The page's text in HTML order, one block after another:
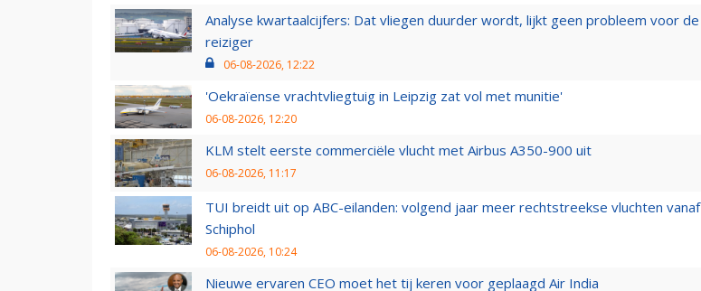
Analyse kwartaalcijfers: Dat vliegen duurder wordt, lijkt geen probleem voor de
reiziger
06-08-2026, 12:22
'Oekraïense vrachtvliegtuig in Leipzig zat vol met munitie'
06-08-2026, 12:20
KLM stelt eerste commerciële vlucht met Airbus A350-900 uit
06-08-2026, 11:17
TUI breidt uit op ABC-eilanden: volgend jaar meer rechtstreekse vluchten vanaf
Schiphol
06-08-2026, 10:24
Nieuwe ervaren CEO moet het tij keren voor geplaagd Air India